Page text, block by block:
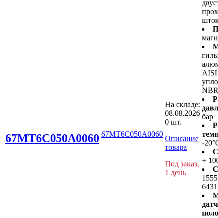
67MT6C050A0060 67MT6C050A0060
На складе:
08.08.2026
0 шт.
Описание
товара
Под заказ,
1 день
NBR
бар
-
÷